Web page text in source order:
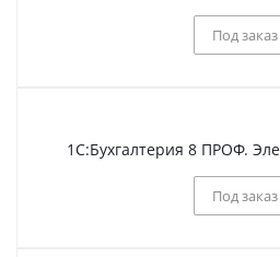
Под заказ
1С:Бухгалтерия 8 ПРОФ.
Под заказ